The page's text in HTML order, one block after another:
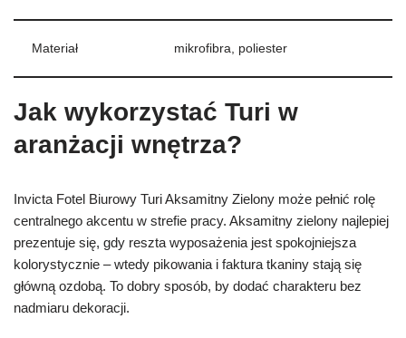
Materiał mikrofibra, poliester
Jak wykorzystać Turi w
aranżacji wnętrza?
Invicta Fotel Biurowy Turi Aksamitny Zielony może pełnić rolę
centralnego akcentu w strefie pracy. Aksamitny zielony najlepiej
prezentuje się, gdy reszta wyposażenia jest spokojniejsza
kolorystycznie – wtedy pikowania i faktura tkaniny stają się
główną ozdobą. To dobry sposób, by dodać charakteru bez
nadmiaru dekoracji.